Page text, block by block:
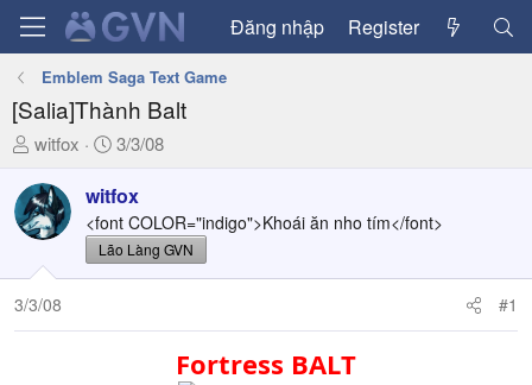
Đăng nhập Register
Emblem Saga Text Game
[Salia]Thành Balt
T
r
e
a
d
t
witfox
N
à
y
g
ử
3/3/08
witfox
<font COLOR="indigo">Khoái ăn nho tím</font>
Lão Làng GVN
3/3/08 #1
Fortress BALT